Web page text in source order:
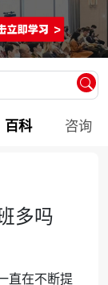
百科 咨询
多吗
在不断提